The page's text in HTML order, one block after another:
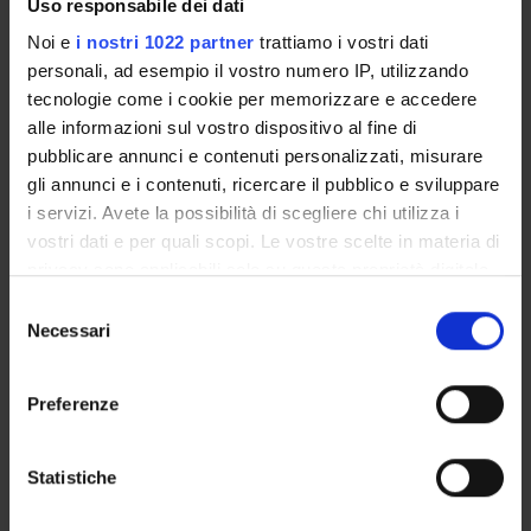
Uso responsabile dei dati
Noi e i nostri 1022 partner trattiamo i vostri dati
personali, ad esempio il vostro numero IP, utilizzando
tecnologie come i cookie per memorizzare e accedere
alle informazioni sul vostro dispositivo al fine di
pubblicare annunci e contenuti personalizzati, misurare
gli annunci e i contenuti, ricercare il pubblico e sviluppare
i servizi. Avete la possibilità di scegliere chi utilizza i
vostri dati e per quali scopi. Le vostre scelte in materia di
modificare o revocare il proprio consenso in qualsiasi
momento dalla Dichiarazione sui cookie o facendo clic
raccogliere informazioni sulla tua posizione
geografica, con un'approssimazione di qualche
delNecessari
Preferenze
Statistiche
Paolo Manganotti
Carlo Alberto Marzi
Emeritus Professor
Francesco Sala
Full Professor
Barbara Santini
Andrea Talacchi
Neurology Section Neurosurgery Section